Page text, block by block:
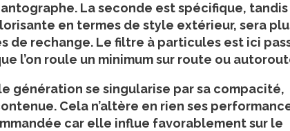
La seconde est spécifique, tandis
en termes de style extérieur, sera
rechange. Le filtre à particules est ici
l’on roule un minimum sur route ou
génération se singularise par sa compacité,
Cela n’altère en rien ses
car elle influe favorablement sur le